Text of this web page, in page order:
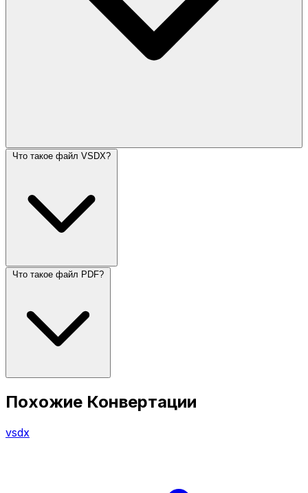
Что такое файл VSDX?
Что такое файл PDF?
Похожие Конвертации
vsdx